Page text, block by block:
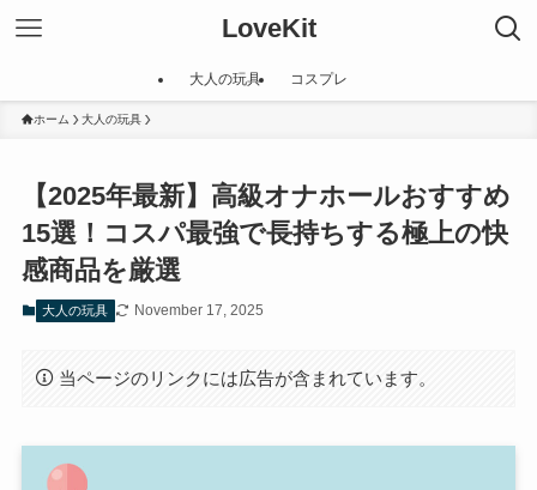
LoveKit
大人の玩具 コスプレ
ホーム 大人の玩具
【2025年最新】高級オナホールおすすめ
15選！コスパ最強で長持ちする極上の快
感商品を厳選
大人の玩具 November 17, 2025
当ページのリンクには広告が含まれています。